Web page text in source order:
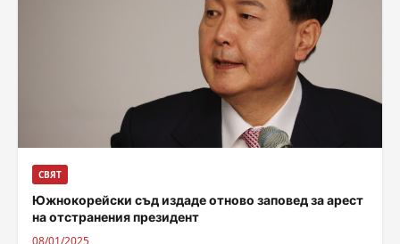
СВЯТ
Южнокорейски съд издаде отново заповед за арест
на отстранения президент